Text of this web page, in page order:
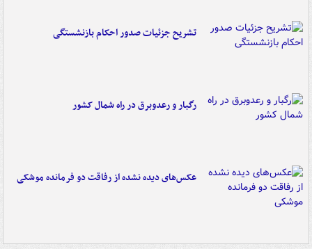
تشریح جزئیات صدور احکام بازنشستگی
رگبار و رعدوبرق در راه شمال کشور
عکس‌های دیده نشده از رفاقت دو فرمانده‌ موشکی